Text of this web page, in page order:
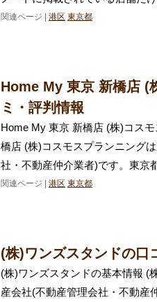
関連ページ | 港区 東京都
Home My 東京 新橋店 (
ミ・評判情報
Home My 東京 新橋店 (株)コス
橋店 (株)コスモスプランニング
社・不動産仲介業者)です。東京
関連ページ | 港区 東京都
(株)ワンズスタンドの口
(株)ワンズスタンドの基本情報 (
産会社(不動産管理会社・不動産